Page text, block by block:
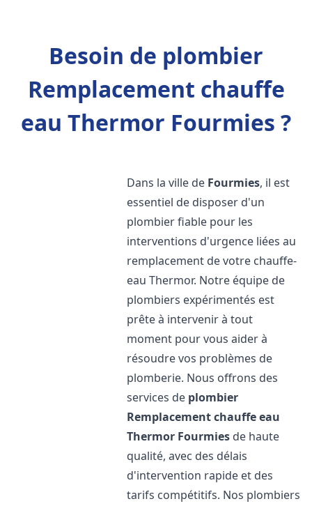
Besoin de plombier
Remplacement chauffe
eau Thermor Fourmies ?
Dans la ville de Fourmies, il est
essentiel de disposer d'un
plombier fiable pour les
interventions d'urgence liées au
remplacement de votre chauffe-
eau Thermor. Notre équipe de
plombiers expérimentés est
prête à intervenir à tout
moment pour vous aider à
résoudre vos problèmes de
plomberie. Nous offrons des
services de plombier
Remplacement chauffe eau
Thermor Fourmies de haute
qualité, avec des délais
d'intervention rapide et des
tarifs compétitifs. Nos plombiers